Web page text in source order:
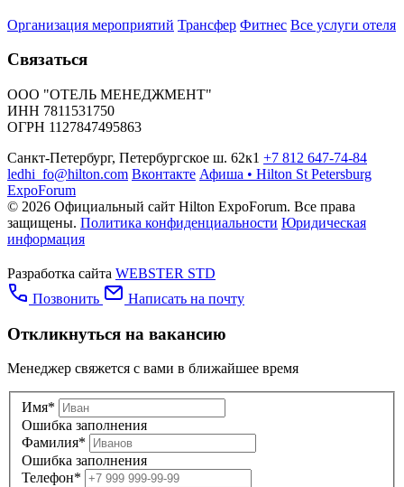
Организация мероприятий Трансфер Фитнес Все услуги отеля
Связаться
ООО "ОТЕЛЬ МЕНЕДЖМЕНТ"
ИНН 7811531750
ОГРН 1127847495863
Санкт-Петербург, Петербургское ш. 62к1 +7 812 647-74-84
ledhi_fo@hilton.com Вконтакте Афиша • Hilton St Petersburg
ExpoForum
© 2026 Официальный сайт Hilton ExpoForum. Все права
защищены. Политика конфиденциальности Юридическая
информация
Разработка сайта WEBSTER STD
Позвонить
Написать на почту
Откликнуться на вакансию
Менеджер свяжется с вами в ближайшее время
Имя*
Ошибка заполнения
Фамилия*
Ошибка заполнения
Телефон*